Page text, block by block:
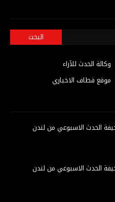
وكالة الحدث للآراء
موقع قطاف الاخباري